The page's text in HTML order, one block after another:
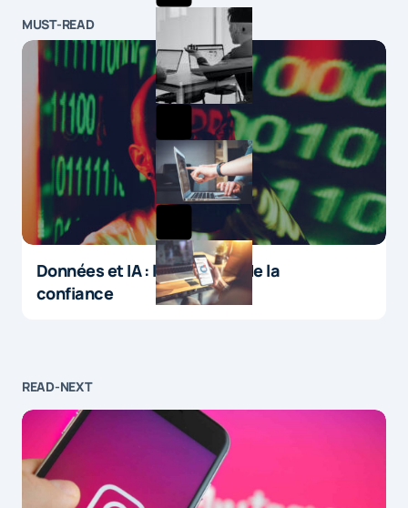
MUST-READ
Données et IA : le paradoxe de la
confiance
READ-NEXT